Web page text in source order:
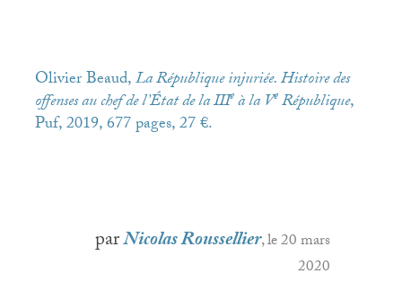
Olivier Beaud,La République injuriée. Histoire des
offenses au chef de l’État de laIIIeà la VeRépublique,
Puf, 2019, 677 pages, 27 €.
parNicolas Roussellier, le 20 mars
2020